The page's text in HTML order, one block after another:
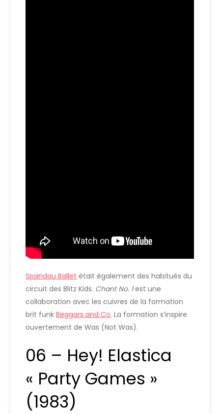
Spandau Ballet était également des habitués du
circuit des Blitz Kids. Chant No. 1est une
collaboration avec les cuivres de la formation
brit funkBeggars and Co. La formation s’inspire
ouvertement de Was (Not Was).
06 – Hey! Elastica
« Party Games »
(1983)